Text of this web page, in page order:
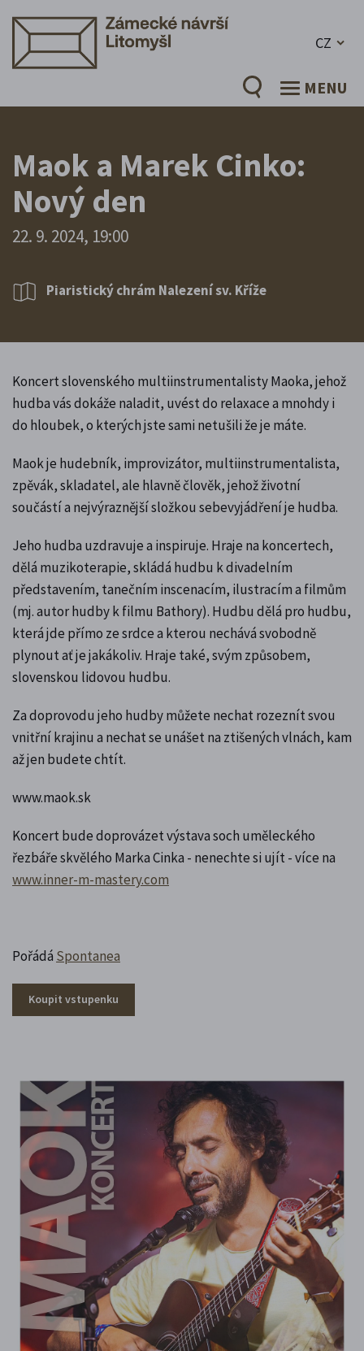
CZ
MENU
Maok a Marek Cinko:
Nový den
22. 9. 2024, 19:00
Piaristický chrám Nalezení sv. Kříže
Koncert slovenského multiinstrumentalisty Maoka, jehož
hudba vás dokáže naladit, uvést do relaxace a mnohdy i
do hloubek, o kterých jste sami netušili že je máte.
Maok je hudebník, improvizátor, multiinstrumentalista,
zpěvák, skladatel, ale hlavně člověk, jehož životní
součástí a nejvýraznější složkou sebevyjádření je hudba.
Jeho hudba uzdravuje a inspiruje. Hraje na koncertech,
dělá muzikoterapie, skládá hudbu k divadelním
představením, tanečním inscenacím, ilustracím a filmům
(mj. autor hudby k filmu Bathory). Hudbu dělá pro hudbu,
která jde přímo ze srdce a kterou nechává svobodně
plynout ať je jakákoliv. Hraje také, svým způsobem,
slovenskou lidovou hudbu.
Za doprovodu jeho hudby můžete nechat rozeznít svou
vnitřní krajinu a nechat se unášet na ztišených vlnách, kam
až jen budete chtít.
www.maok.sk
Koncert bude doprovázet výstava soch uměleckého
řezbáře skvělého Marka Cinka - nenechte si ujít - více na
www.inner-m-mastery.com
Pořádá Spontanea
Koupit vstupenku